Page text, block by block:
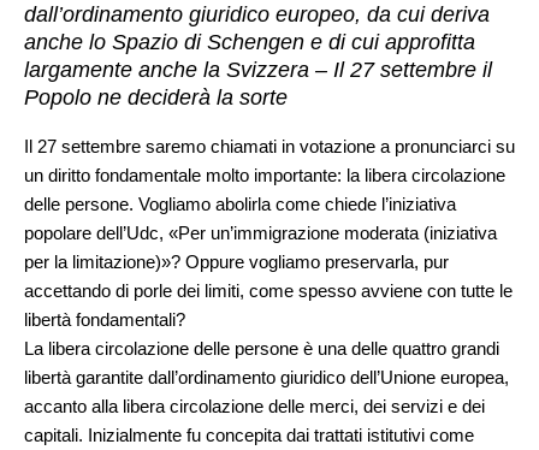
dall’ordinamento giuridico europeo, da cui deriva
anche lo Spazio di Schengen e di cui approfitta
largamente anche la Svizzera – Il 27 settembre il
Popolo ne deciderà la sorte
Il 27 settembre saremo chiamati in votazione a pronunciarci su
un diritto fondamentale molto importante: la libera circolazione
delle persone. Vogliamo abolirla come chiede l’iniziativa
popolare dell’Udc, «Per un’immigrazione moderata (iniziativa
per la limitazione)»? Oppure vogliamo preservarla, pur
accettando di porle dei limiti, come spesso avviene con tutte le
libertà fondamentali?
La libera circolazione delle persone è una delle quattro grandi
libertà garantite dall’ordinamento giuridico dell’Unione europea,
accanto alla libera circolazione delle merci, dei servizi e dei
capitali. Inizialmente fu concepita dai trattati istitutivi come